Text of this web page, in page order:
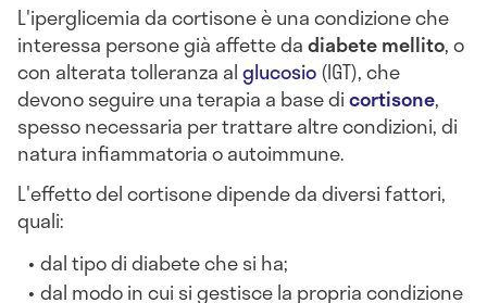
L'iperglicemia da cortisone è una condizione che
interessa persone già affette dadiabete mellito, o
con alterata tolleranza alglucosio(IGT), che
devono seguire una terapia a base dicortisone,
spesso necessaria per trattare altre condizioni, di
natura infiammatoria o autoimmune.
L'effetto del cortisone dipende da diversi fattori,
quali:
dal tipo di diabete che si ha;
dal modo in cui si gestisce la propria condizione